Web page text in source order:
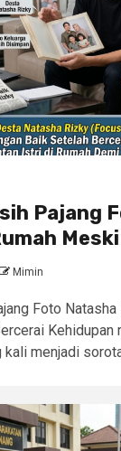
Pajang
Meski
Mimin
Foto Natasha
Kehidupan
menjadi